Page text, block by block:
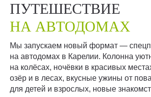
ПУТЕШЕСТВИЕ
НА АВТОДОМАХ
Мы запускаем новый формат —
на автодомах в Карелии. Колонна
на колёсах, ночёвки в красивых
озёр и в лесах, вкусные ужины от
для детей и взрослых, новые